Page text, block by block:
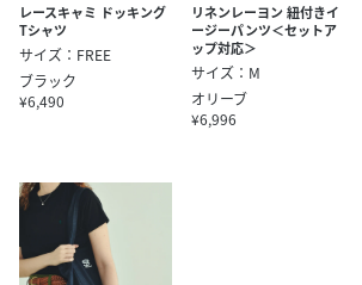
レースキャミ ドッキング
Tシャツ
サイズ：FREE
ブラック
¥6,490
リネンレーヨン 紐付きイ
ージーパンツ＜セットア
ップ対応＞
サイズ：M
オリーブ
¥6,996